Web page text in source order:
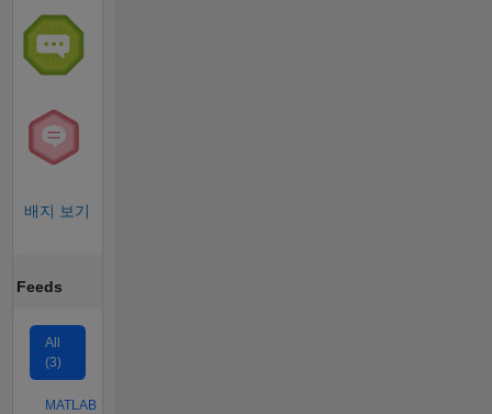
배지 보기
Feeds
All
(3)
MATLAB